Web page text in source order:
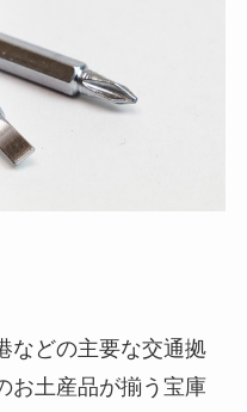
などの主要な交通拠
お土産品が揃う宝庫